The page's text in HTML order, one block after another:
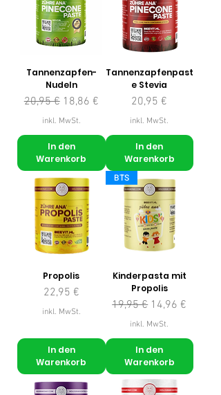
Tannenzapfen-
Nudeln
Standardpreis
20,95 € Sale-Preis
18,86 €
inkl. MwSt.
In den
Warenkorb
Tannenzapfenpast
e Stevia
Preis
20,95 €
inkl. MwSt.
In den
Warenkorb
Propolis
Preis
22,95 €
inkl. MwSt.
In den
Warenkorb
BTS
Kinderpasta mit
Propolis
Standardpreis
19,95 € Sale-Preis
14,96 €
inkl. MwSt.
In den
Warenkorb